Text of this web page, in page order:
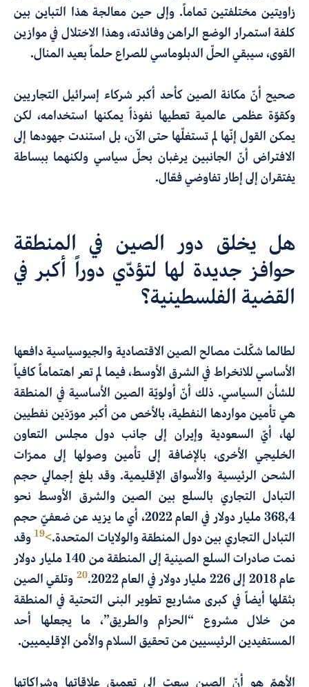
زاويتين مختلفتين تماماً. وإلى حين معالجة هذا التباين بين
كلفة استمرار الوضع الراهن وفائدته، وهذا الاختلال في موازين
القوى، سيبقي الحلّ الدبلوماسي للصراع حلماً بعيد المنال.
صحيح أنّ مكانة الصين كأحد أكبر شركاء إسرائيل التجاريين
وكقوّة عظمى عالمية تعطيها نفوذاً يمكنها استخدامه، لكن
يمكن القول إنّها لم تستغلّها حتى الآن، بل استندت جهودها إلى
الافتراض أنّ الجانبين يرغبان بحلّ سياسي ولكنهما ببساطة
يفتقران إلى إطار تفاوضي فعّال.
هل يخلق دور الصين في المنطقة
حوافز جديدة لها لتؤدّي دوراً أكبر في
القضية الفلسطينية؟
لطالما شكّلت مصالح الصين الاقتصادية والجيوسياسية دافعها
الأساسي للانخراط في الشرق الأوسط، فيما لم تعر اهتماماً كافياً
للشأن السياسي. ذلك أنّ أولويّة الصين الأساسية في المنطقة
هي تأمين مواردها النفطية، بالأخص من أكبر مورّدَين نفطيين
لها، أيّ السعودية وإيران إلى جانب دول مجلس التعاون
الخليجي الأخرى، بالإضافة إلى تأمين وصولها إلى ممرّات
الشحن الرئيسية والأسواق الإقليمية. وقد بلغ إجمالي حجم
التبادل التجاري بالسلع بين الصين والشرق الأوسط نحو
368,4 مليار دولار في العام 2022، أي ما يزيد عن ضعفيّ حجم
التبادل التجاري بين دول المنطقة والولايات المتحدة.>
19 وقد
نمت صادرات السلع الصينية إلى المنطقة من 140 مليار دولار
عام 2018 إلى 226 مليار دولار في العام
20 .2022 وتلقي الصين
بثقلها أيضاً في كبرى مشاريع تطوير البنى التحتية في المنطقة
من خلال مشروع “الحزام والطريق”، ما يجعلها أحد
المستفيدين الرئيسيين من تحقيق السلام والأمن الإقليميين.
الأهمّ هو أنّ الصين سعت إلى تعميق علاقاتها وشراكاتها